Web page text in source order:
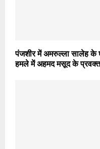
पंजशीर में अमरुल्‍ला सालेह के
हमले में अहमद मसूद के